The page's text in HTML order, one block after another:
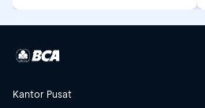
Kantor Pusat